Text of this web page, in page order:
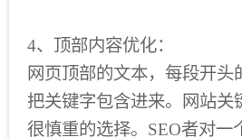
4、顶部内容优化：
网页顶部的文本，每段开
把关键字包含进来。网站
很慎重的选择。SEO者对